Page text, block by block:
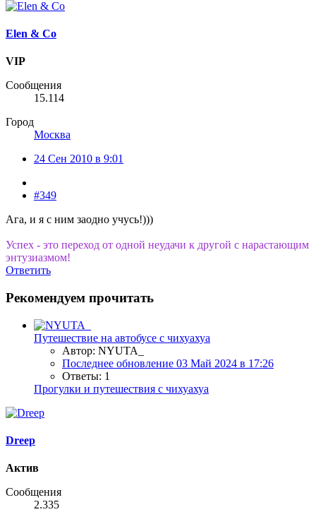
Elen & Co
VIP
Сообщения
15.114
Город
Москва
24 Сен 2010 в 9:01
#349
Ага, и я с ним заодно учусь!)))
Успех - это переход от одной неудачи к другой с нарастающим
энтузиазмом!
Ответить
Рекомендуем прочитать
Путешествие на автобусе с чихуахуа
Автор: NYUTA_
Последнее обновление 03 Май 2024 в 17:26
Ответы: 1
Прогулки и путешествия с чихуахуа
Dreep
Актив
Сообщения
2.335